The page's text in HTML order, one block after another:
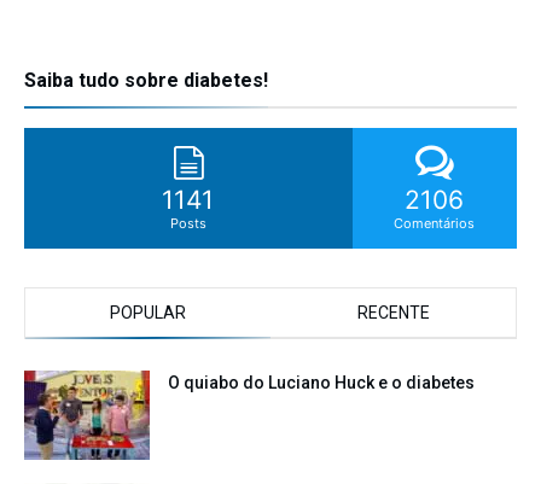
Saiba tudo sobre diabetes!
1141
Posts
2106
Comentários
POPULAR RECENTE
O quiabo do Luciano Huck e o diabetes